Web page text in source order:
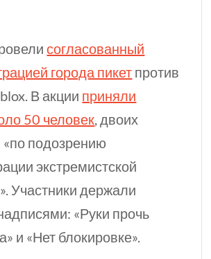
согласованный
города пикет против
В акции приняли
50 человек, двоих
подозрению
экстремистской
Участники держали
«Руки прочь
и «Нет блокировке».